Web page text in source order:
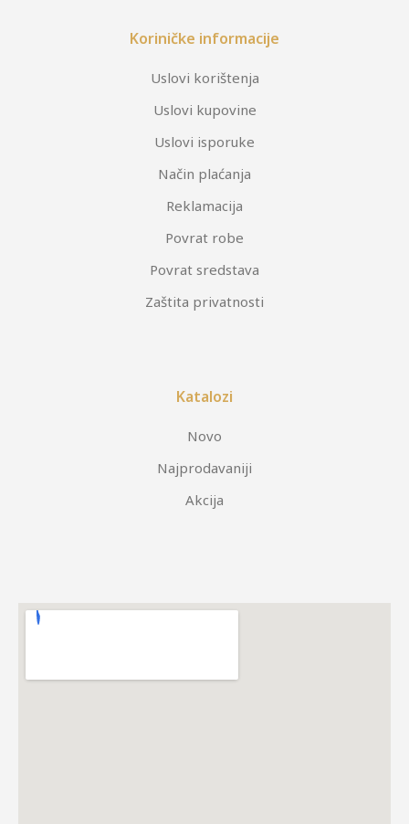
Koriničke informacije
Uslovi korištenja
Uslovi kupovine
Uslovi isporuke
Način plaćanja
Reklamacija
Povrat robe
Povrat sredstava
Zaštita privatnosti
Katalozi
Novo
Najprodavaniji
Akcija